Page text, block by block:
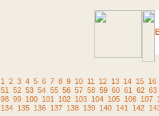
1 2 3 4 5 6 7 8 9 10 11 12 13 14 15 16
51
52 53 54 55 56 57 58 59 60 61 62 63
98 99 100 101 102 103 104 105 106 107
134 135 136 137 138 139 140 141 142